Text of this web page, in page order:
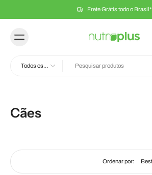
Frete Grátis todo o Brasil*
Todos os
Cães
Ordenar por: